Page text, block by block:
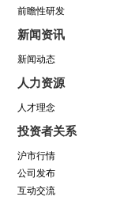
中巨芯参展
八年靠谱路 芯程共
与城同行，为热爱开
前瞻性研发
新闻资讯
新闻动态
人力资源
人才理念
投资者关系
沪市行情
公司发布
互动交流